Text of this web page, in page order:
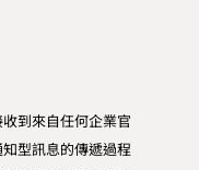
到來自任何企業官
型訊息的傳遞過程